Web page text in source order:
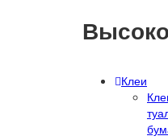
Клеи